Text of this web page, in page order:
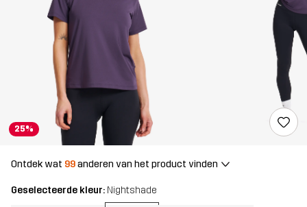
25%
Ontdek wat 99anderen van het product vinden
Geselecteerde kleur: Nightshade